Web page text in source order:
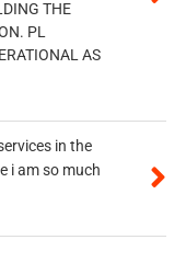
THE
PL
AS
in the
i am so much